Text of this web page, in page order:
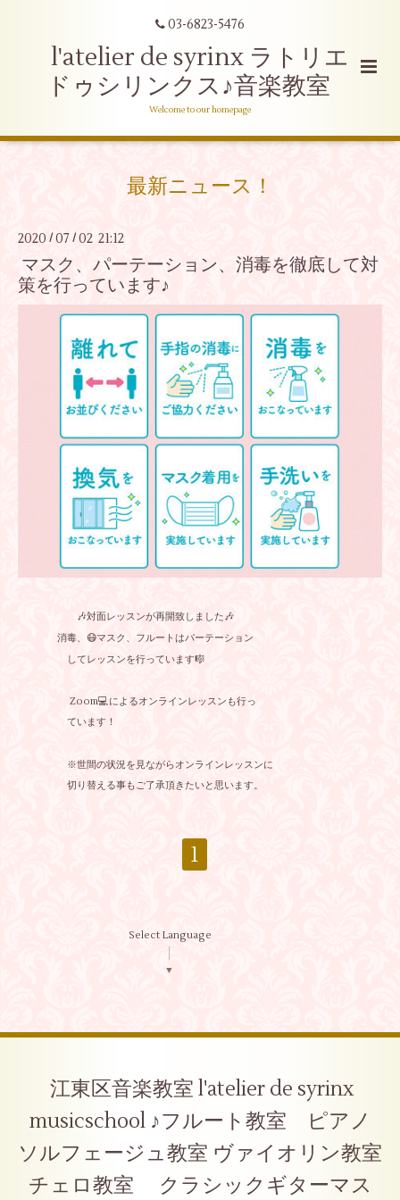
03-6823-5476
l'atelier de syrinx ラトリエ
ドゥシリンクス♪音楽教室
Welcome to our homepage
最新ニュース！
2020 /07 / 02 21:12
マスク、パーテーション、消毒を徹底して対
策を行っています♪
🎶対面レッスンが再開致しました🎶
消毒、😷マスク、フルートはパーテーション
してレッスンを行っています🎼
Zoom💻によるオンラインレッスンも行っ
ています！
※世間の状況を見ながらオンラインレッスンに
切り替える事もご了承頂きたいと思います。
1
Select Language
▼
江東区音楽教室 l'atelier de syrinx
musicschool ♪フルート教室 ピアノ
ソルフェージュ教室 ヴァイオリン教室
チェロ教室 クラシックギターマス